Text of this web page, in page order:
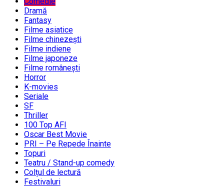
Dramă
Fantasy
Filme asiatice
Filme chinezești
Filme indiene
Filme japoneze
Filme românești
Horror
K-movies
Seriale
SF
Thriller
100 Top AFI
Oscar Best Movie
PRI – Pe Repede Înainte
Topuri
Teatru / Stand-up comedy
Colțul de lectură
Festivaluri